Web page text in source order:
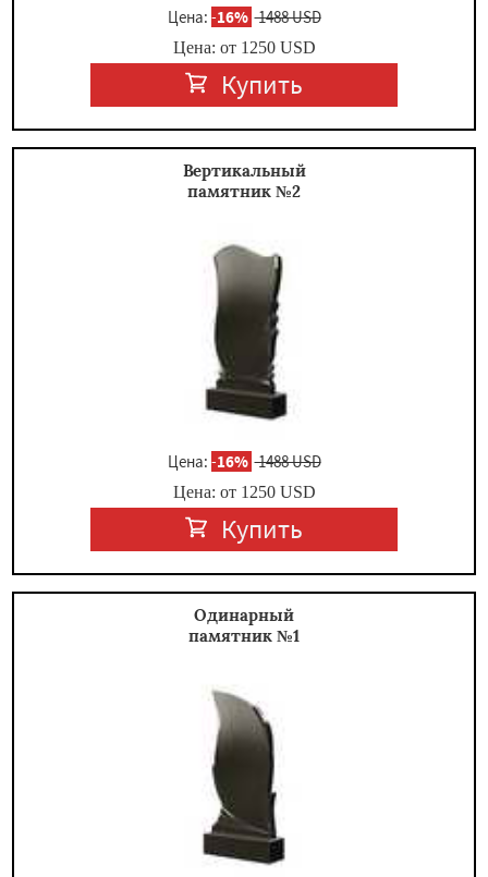
Цена: -16% 1488 USD
Цена: от 1250USD
Купить
Вертикальный
памятник №2
Цена: -16% 1488 USD
Цена: от 1250USD
Купить
Одинарный
памятник №1
Даю согласие на обработку персональных данных